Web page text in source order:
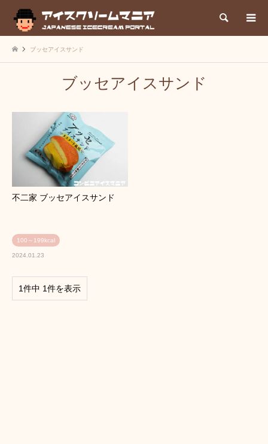
検索
ブッセアイスサンド
ブッセアイスサンド
不二家 ブッセアイスサンド
100～199kcal
2024.01.23
1件中 1件を表示